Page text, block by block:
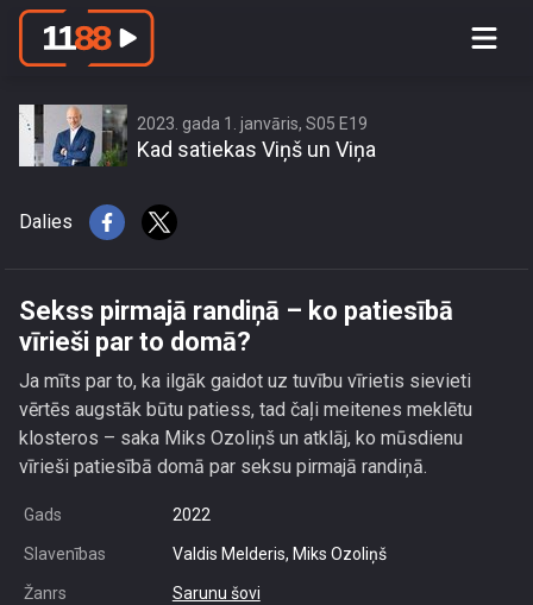
Sekss pirmajā randiņā – ko patiesībā
2023. gada 1. janvāris, S05 E19
Kad satiekas Viņš un Viņa
Dalies
Sekss pirmajā randiņā – ko patiesībā
vīrieši par to domā?
Ja mīts par to, ka ilgāk gaidot uz tuvību vīrietis sievieti
vērtēs augstāk būtu patiess, tad čaļi meitenes meklētu
klosteros – saka Miks Ozoliņš un atklāj, ko mūsdienu
vīrieši patiesībā domā par seksu pirmajā randiņā.
Gads 2022
Slavenības Valdis Melderis, Miks Ozoliņš
Žanrs Sarunu šovi